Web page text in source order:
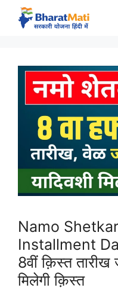
Skip
Namo
Installment
8वीं क़िस्त तारीख
मिलेगी क़िस्त